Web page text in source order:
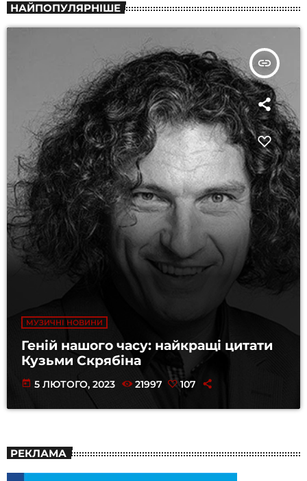
НАЙПОПУЛЯРНІШЕ
insert_link
МУЗИЧНІ НОВИНИ
Геній нашого часу: найкращі цитати
Кузьми Скрябіна
today 5 ЛЮТОГО, 2023 21997 107
РЕКЛАМА